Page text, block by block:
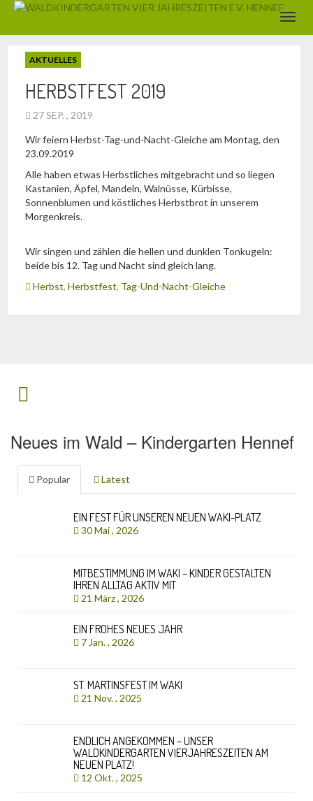
AKTUELLES
HERBSTFEST 2019
27 SEP. , 2019
Wir feiern Herbst-Tag-und-Nacht-Gleiche am Montag, den
23.09.2019
Alle haben etwas Herbstliches mitgebracht und so liegen
Kastanien, Äpfel, Mandeln, Walnüsse, Kürbisse,
Sonnenblumen und köstliches Herbstbrot in unserem
Morgenkreis.
Wir singen und zählen die hellen und dunklen Tonkugeln:
beide bis 12. Tag und Nacht sind gleich lang.
Herbst, Herbstfest, Tag-Und-Nacht-Gleiche
Neues im Wald – Kindergarten Hennef
Popular Latest
EIN FEST FÜR UNSEREN NEUEN WAKI-PLATZ
30 Mai , 2026
MITBESTIMMUNG IM WAKI – KINDER GESTALTEN
IHREN ALLTAG AKTIV MIT
21 März , 2026
EIN FROHES NEUES JAHR
7 Jan. , 2026
ST. MARTINSFEST IM WAKI
21 Nov. , 2025
ENDLICH ANGEKOMMEN – UNSER
WALDKINDERGARTEN VIERJAHRESZEITEN AM
NEUEN PLATZ!
12 Okt. , 2025